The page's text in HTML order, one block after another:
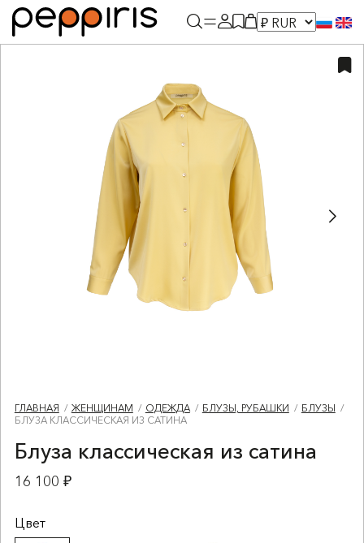
ГЛАВНАЯ ЖЕНЩИНАМ ОДЕЖДА БЛУЗЫ, РУБАШКИ
БЛУЗЫ
БЛУЗА КЛАССИЧЕСКАЯ ИЗ САТИНА
Блуза классическая из сатина
16 100 ₽
Цвет